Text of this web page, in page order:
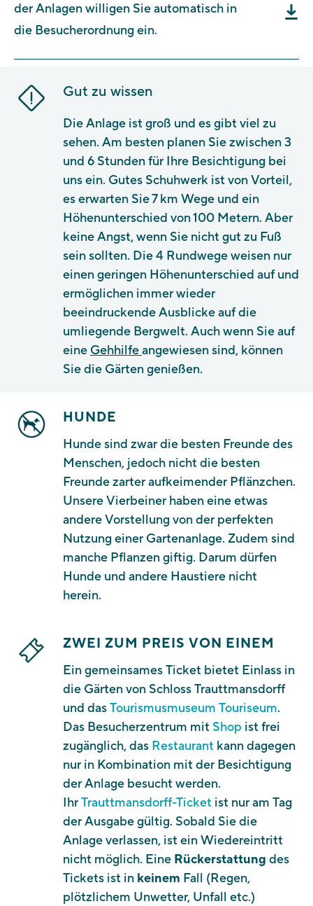
der Anlagen willigen Sie automatisch in
die Besucherordnung ein.
Gut zu wissen
Die Anlage ist groß und es gibt viel zu
sehen. Am besten planen Sie zwischen 3
und 6 Stunden für Ihre Besichtigung bei
uns ein. Gutes Schuhwerk ist von Vorteil,
es erwarten Sie 7 km Wege und ein
Höhenunterschied von 100 Metern. Aber
keine Angst, wenn Sie nicht gut zu Fuß
sein sollten. Die 4 Rundwege weisen nur
einen geringen Höhenunterschied auf und
ermöglichen immer wieder
beeindruckende Ausblicke auf die
umliegende Bergwelt. Auch wenn Sie auf
eine Gehhilfeangewiesen sind, können
Sie die Gärten genießen.
HUNDE
Hunde sind zwar die besten Freunde des
Menschen, jedoch nicht die besten
Freunde zarter aufkeimender Pflänzchen.
Unsere Vierbeiner haben eine etwas
andere Vorstellung von der perfekten
Nutzung einer Gartenanlage. Zudem sind
manche Pflanzen giftig. Darum dürfen
Hunde und andere Haustiere nicht
herein.
ZWEI ZUM PREIS VON EINEM
Ein gemeinsames Ticket bietet Einlass in
die Gärten von Schloss Trauttmansdorff
und dasTourismusmuseum Touriseum.
Das Besucherzentrum mit Shop ist frei
zugänglich, das Restaurant kann dagegen
nur in Kombination mit der Besichtigung
der Anlage besucht werden.
IhrTrauttmansdorff-Ticket ist nur am Tag
der Ausgabe gültig. Sobald Sie die
Anlage verlassen, ist ein Wiedereintritt
nicht möglich. Eine Rückerstattung des
Tickets ist in keinem Fall (Regen,
plötzlichem Unwetter, Unfall etc.)